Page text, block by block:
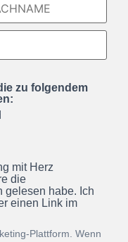
zu folgendem
mit Herz
die
gelesen habe. Ich
einen Link im
Plattform. Wenn